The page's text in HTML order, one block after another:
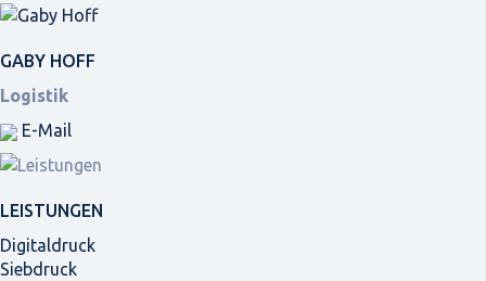
GABY HOFF
Logistik
E-Mail
LEISTUNGEN
Digitaldruck
Siebdruck